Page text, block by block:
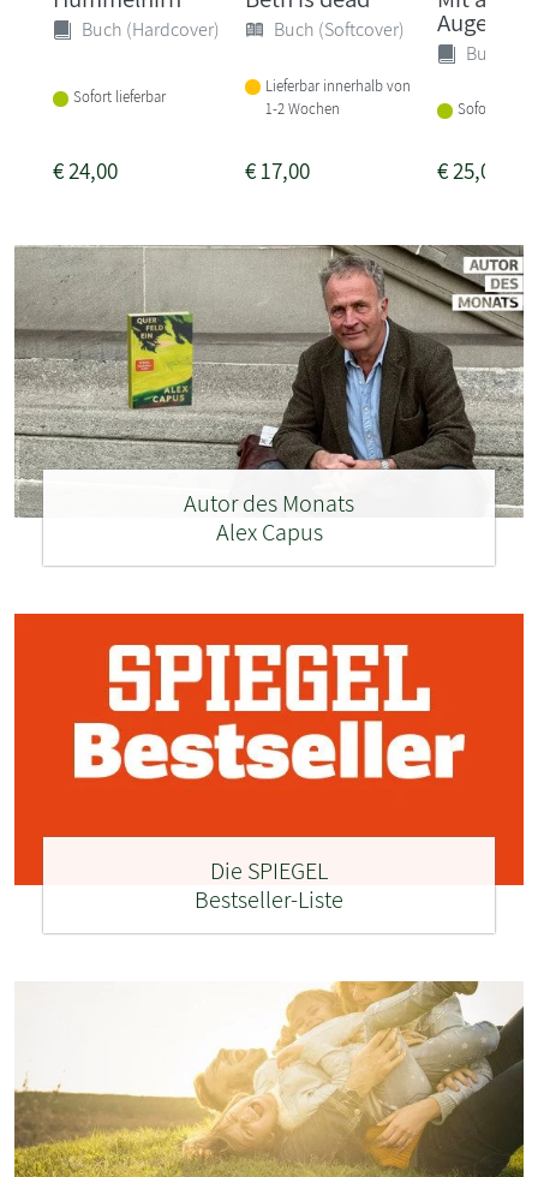
Buch (Hardcover)
Sofort lieferbar
€24,00
Buch (Softcover)
Lieferbar innerhalb von
1-2 Wochen
€17,00
Augen
Buch
Sofort
€25,00
Autor des Monats
Alex Capus
Die SPIEGEL
Bestseller-Liste